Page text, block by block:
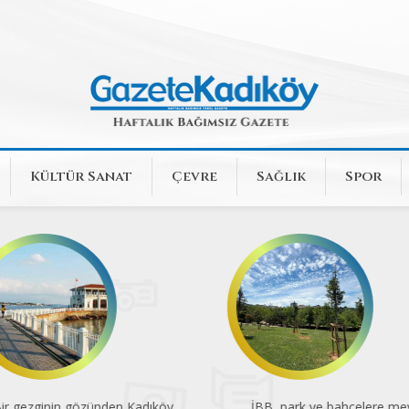
Kültür Sanat Çevre Sağlık Spor